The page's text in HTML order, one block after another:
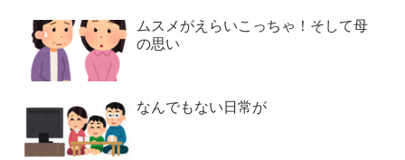
ムスメがえらいこっちゃ！そして母
の思い
なんでもない日常が